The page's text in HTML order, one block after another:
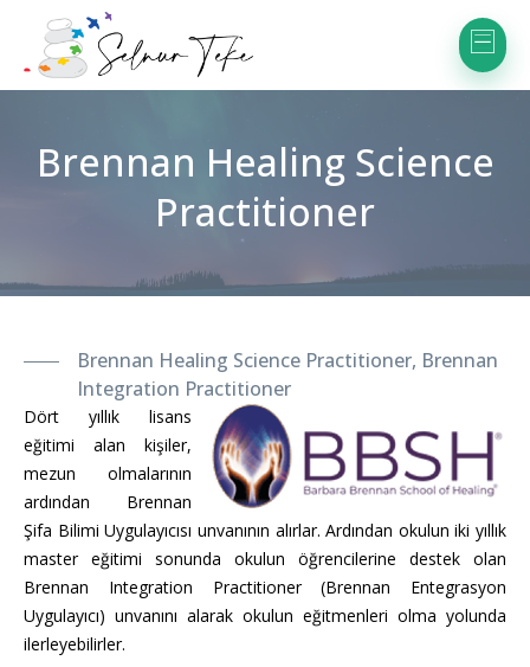
Brennan Healing Science
Practitioner
Brennan Healing Science Practitioner, Brennan
Integration Practitioner
Dört yıllık lisans
eğitimi alan kişiler,
mezun olmalarının
ardından Brennan
Şifa Bilimi Uygulayıcısı unvanının alırlar. Ardından okulun iki yıllık
master eğitimi sonunda okulun öğrencilerine destek olan
Brennan Integration Practitioner (Brennan Entegrasyon
Uygulayıcı) unvanını alarak okulun eğitmenleri olma yolunda
ilerleyebilirler.